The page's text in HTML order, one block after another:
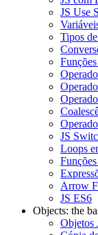
JS Use
Tipos
JS
Loops
Funções
Arrow
JS ES6
Objects: the
Objetos